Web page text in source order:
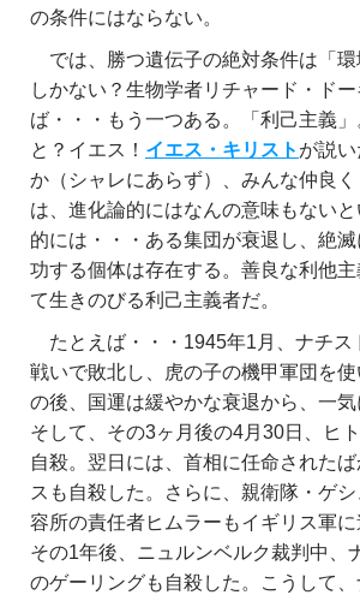
の条件にはならない。
では、勝つ遺伝子の絶対条件は「環
しかない？生物学者リチャード・ド
ば・・・もう一つある。「利己主義」
と？イエス！ イエス・キリスト が説
か（シャレにあらず）、みんな仲良く
は、進化論的にはなんの意味もない
的には・・・ある集団が衰退し、絶
功する個体は存在する。善良な利他
て生きのびる利己主義者だ。
たとえば・・・1945年1月、ナチス
戦いで敗北し、虎の子の機甲軍団を
の後、国運は緩やかな衰退から、一気
そして、その3ヶ月後の4月30日、ヒ
自殺。翌日には、首相に任命された
スも自殺した。さらに、親衛隊・ゲ
容所の責任者ヒムラーもイギリス軍に
その1年後、ニュルンベルク裁判中、
のゲーリングも自殺した。こうして